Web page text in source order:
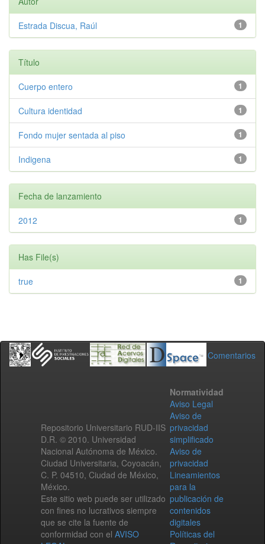
1
Estrada Discua, Raúl
Título
1
Cuerpo entero
1
Cultura identidad
1
Fondo mujer sentada al piso
1
Indigena
Fecha de lanzamiento
1
2012
Has File(s)
1
true
Comentarios
Repositorio Universitario RUD-IIS
D.R. © 2010. Universidad
Nacional Autónoma de México.
Ciudad Universitaria, Coyoacán,
C. P. 04510, Ciudad de México,
México.
Este sitio web puede ser utilizado
con fines no lucrativos siempre
que se cite la fuente de
conformidad con el AVISO
Normatividad
Aviso Legal
Aviso de
privacidad
simplificado
Aviso de
privacidad
Lineamientos
para la
publicación de
contenidos
digitales
Políticas del